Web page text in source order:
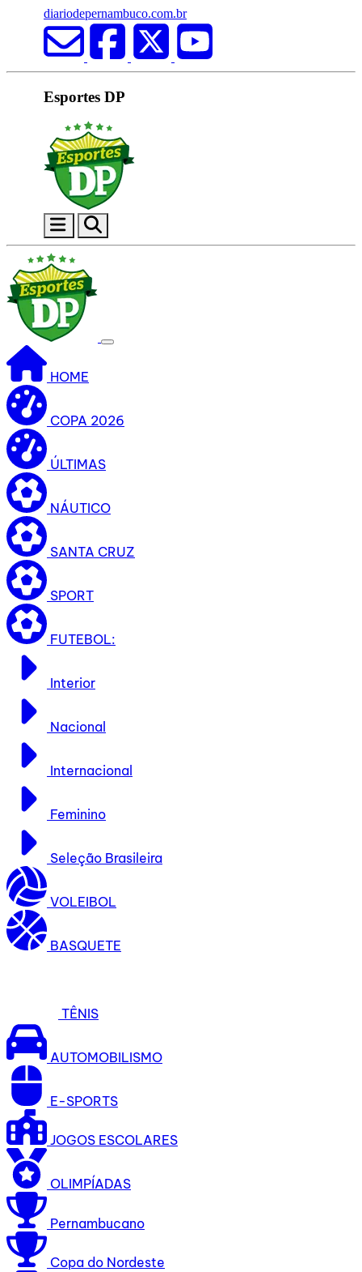
diariodepernambuco.com.br
Esportes DP
HOME
COPA 2026
ÚLTIMAS
NÁUTICO
SANTA CRUZ
SPORT
FUTEBOL:
Interior
Nacional
Internacional
Feminino
Seleção Brasileira
VOLEIBOL
BASQUETE
TÊNIS
AUTOMOBILISMO
E-SPORTS
JOGOS ESCOLARES
OLIMPÍADAS
Pernambucano
Copa do Nordeste